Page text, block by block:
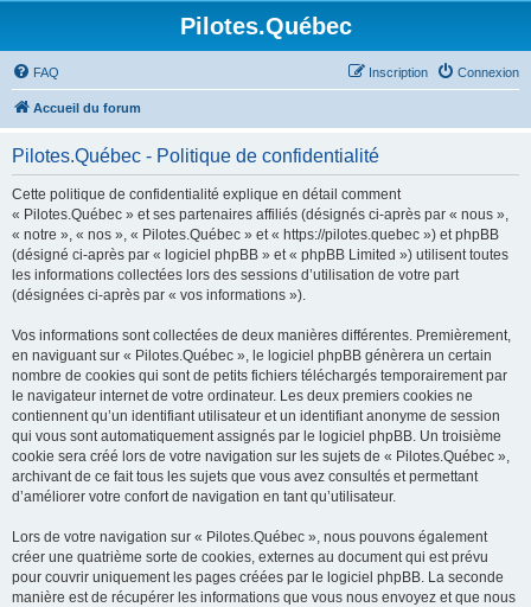
Pilotes.Québec
FAQ Connexion
Inscription
Accueil du forum
Pilotes.Québec - Politique de confidentialité
Cette politique de confidentialité explique en détail comment
« Pilotes.Québec » et ses partenaires affiliés (désignés ci-après par « nous »,
« notre », « nos », « Pilotes.Québec » et « https://pilotes.quebec ») et phpBB
(désigné ci-après par « logiciel phpBB » et « phpBB Limited ») utilisent toutes
les informations collectées lors des sessions d’utilisation de votre part
(désignées ci-après par « vos informations »).
Vos informations sont collectées de deux manières différentes. Premièrement,
en naviguant sur « Pilotes.Québec », le logiciel phpBB génèrera un certain
nombre de cookies qui sont de petits fichiers téléchargés temporairement par
le navigateur internet de votre ordinateur. Les deux premiers cookies ne
contiennent qu’un identifiant utilisateur et un identifiant anonyme de session
qui vous sont automatiquement assignés par le logiciel phpBB. Un troisième
cookie sera créé lors de votre navigation sur les sujets de « Pilotes.Québec »,
archivant de ce fait tous les sujets que vous avez consultés et permettant
d’améliorer votre confort de navigation en tant qu’utilisateur.
Lors de votre navigation sur « Pilotes.Québec », nous pouvons également
créer une quatrième sorte de cookies, externes au document qui est prévu
pour couvrir uniquement les pages créées par le logiciel phpBB. La seconde
manière est de récupérer les informations que vous nous envoyez et que nous